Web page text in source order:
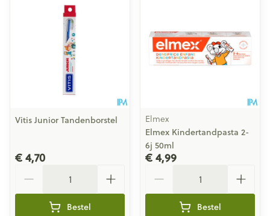
Vitis Junior Tandenborstel
€ 4,70
Bestel
Elmex
Elmex Kindertandpasta 2-
6j 50ml
€ 4,99
Bestel